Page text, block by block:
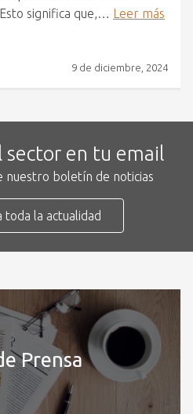
significa que,…
Leer más
9 de diciembre, 2024
sector en tu email
nuestro boletín de noticias
toda la actualidad
Prensa